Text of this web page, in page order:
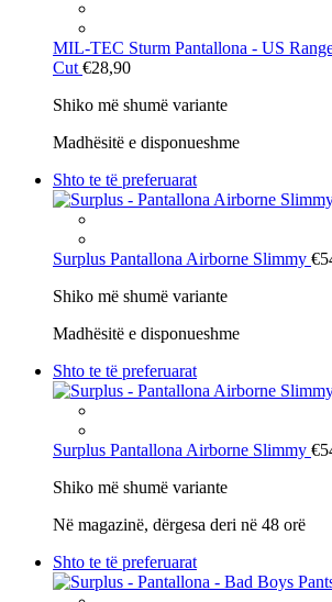
MIL-TEC Sturm Pantallona - US
Cut €28,90
Shiko më shumë variante
Madhësitë e disponueshme
Shto te të preferuarat
Surplus Pantallona Airborne Slimmy
Shiko më shumë variante
Madhësitë e disponueshme
Shto te të preferuarat
Surplus Pantallona Airborne Slimmy
Shiko më shumë variante
Në magazinë, dërgesa deri në 48 orë
Shto te të preferuarat